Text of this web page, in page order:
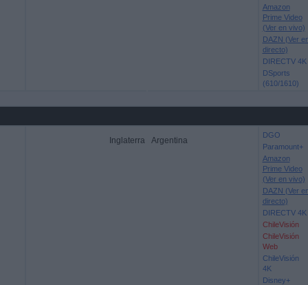
Amazon
Prime Video
(Ver en vivo)
DAZN (Ver
directo)
DIRECTV 4K
DSports
(610/1610)
Inglaterra Argentina
DGO
Paramount+
Amazon
Prime Video
(Ver en vivo)
DAZN (Ver
directo)
DIRECTV 4K
ChileVisión
ChileVisión
Web
ChileVisión
4K
Disney+